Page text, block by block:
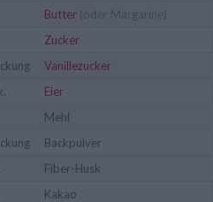
Butter (oder Margarine)
Zucker
Vanillezucker
Eier
Mehl
Backpulver
Fiber-Husk
Kakao